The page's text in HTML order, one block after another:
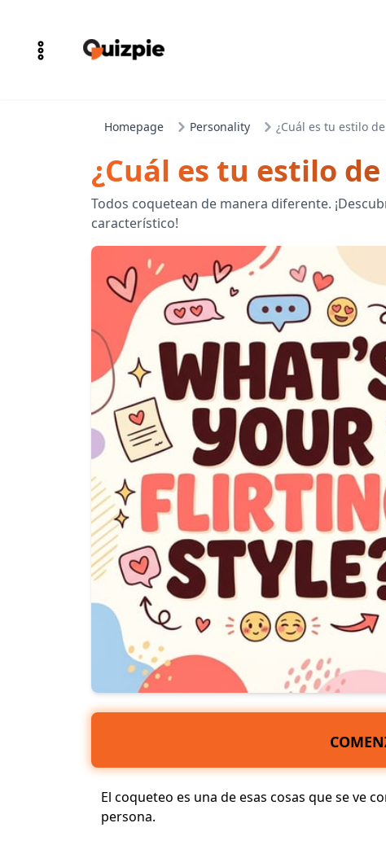
Homepage Personality ¿Cuál es tu estilo
¿Cuál es tu estilo
Todos coquetean de manera diferente.
característico!
El coqueteo es una de esas cosas que se ve
persona.